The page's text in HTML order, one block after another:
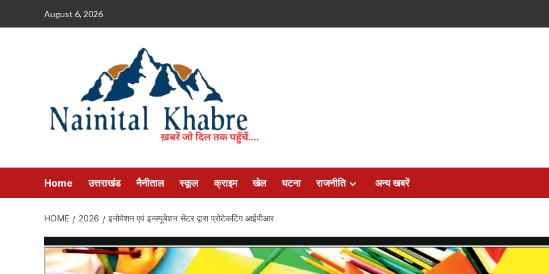
August 6, 2026
Home उत्तराखंड नैनीताल स्कूल क्राइम खेल घटना राजनीति अन्य खबरें
HOME 2026 इनोवेशन एवं इन्क्यूबेशन सेंटर द्वारा प्रोटेकटिंग आईपीआर